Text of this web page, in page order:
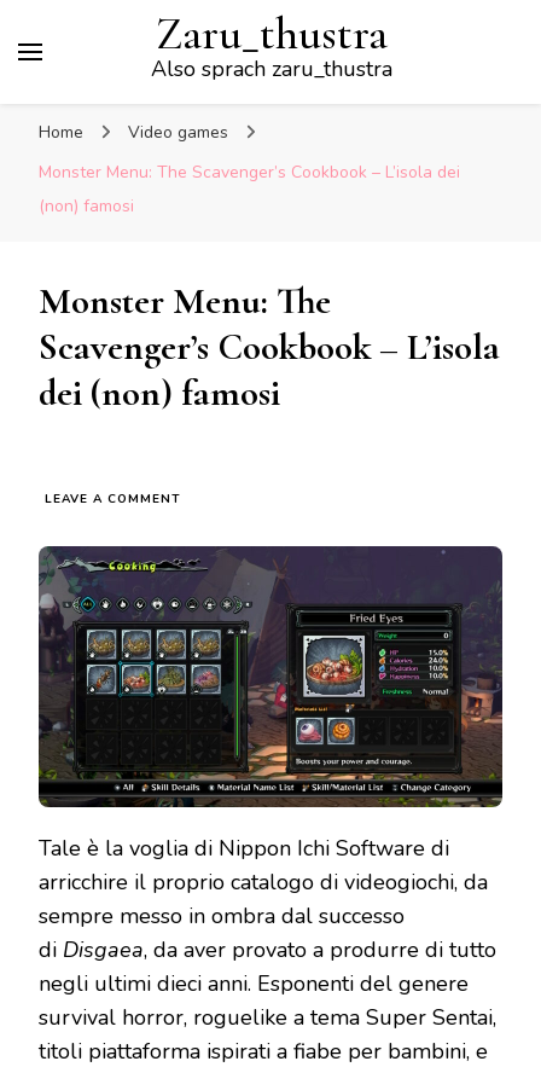
Zaru_thustra
Also sprach zaru_thustra
Home
Video games
Monster Menu: The Scavenger’s Cookbook – L’isola dei
(non) famosi
Monster Menu: The
Scavenger’s Cookbook – L’isola
dei (non) famosi
LEAVE A COMMENT
THE
SCAVENGER’S
COOKBOOK
–
L’ISOLA
DEI
(NON)
FAMOSI
Tale è la voglia di Nippon Ichi Software di
arricchire il proprio catalogo di videogiochi, da
sempre messo in ombra dal successo
di Disgaea, da aver provato a produrre di tutto
negli ultimi dieci anni. Esponenti del genere
survival horror, roguelike a tema Super Sentai,
titoli piattaforma ispirati a fiabe per bambini, e